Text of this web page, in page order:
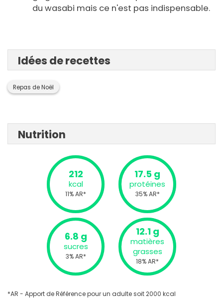
du wasabi mais ce n'est pas indispensable.
Idées de recettes
Repas de Noël
Nutrition
212
kcal
11% AR*
17.5 g
protéines
35% AR*
6.8 g
sucres
3% AR*
12.1 g
matières
grasses
18% AR*
*AR - Apport de Référence pour un adulte soit 2000 kcal